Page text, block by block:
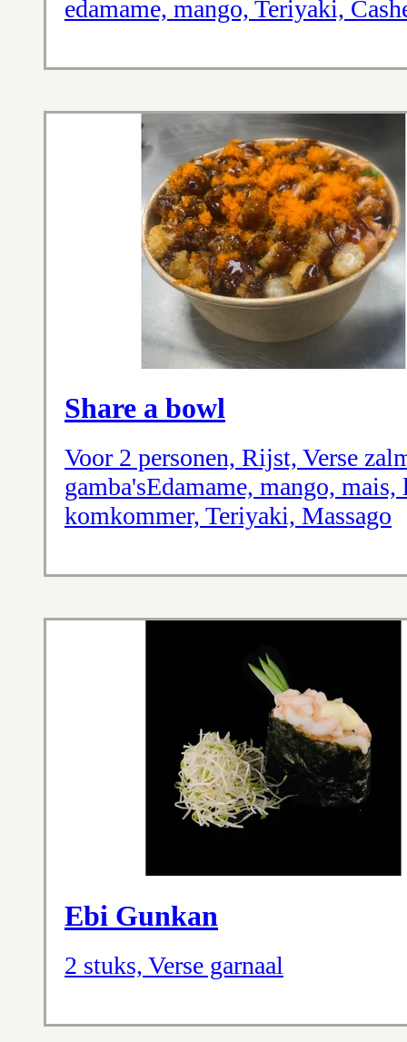
edamame, mango, Teriyaki,
Share a bowl
Voor 2 personen, Rijst, Verse
gamba'sEdamame, mango,
komkommer, Teriyaki, Massago
Ebi Gunkan
2 stuks, Verse garnaal